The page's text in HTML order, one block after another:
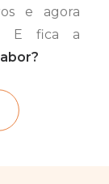
e agora
E fica a